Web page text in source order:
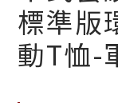
標準版
動T恤-